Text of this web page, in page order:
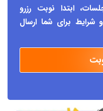
ابتدا نوبت رزرو
برای شما ارسال